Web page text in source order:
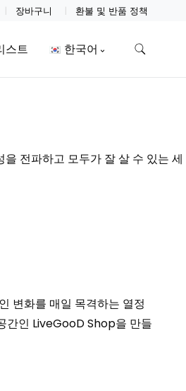
장바구니 환불 및 반품 정책
스트 한국어
전파하고 모두가 잘 살 수 있는 세
변화를 매일 목격하는 열정
간인 LiveGooD Shop을 만들